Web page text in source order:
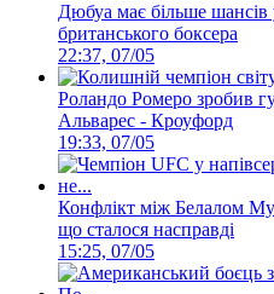
Дюбуа має більше
британського боксера
22:37, 07/05
Роландо Ромеро зробив
Альварес - Кроуфорд
19:33, 07/05
Конфлікт між Белалом
що сталося насправді
15:25, 07/05